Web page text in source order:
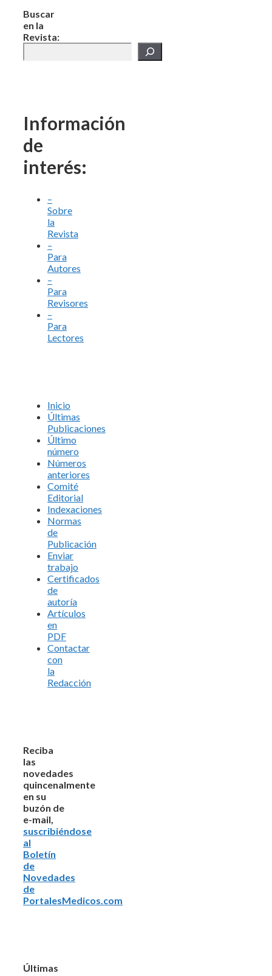
Buscar
en la
Revista:
Información
de
interés:
–
Sobre
la
Revista
–
Para
Autores
–
Para
Revisores
–
Para
Lectores
Inicio
Últimas
Publicaciones
Último
número
Números
anteriores
Comité
Editorial
Indexaciones
Normas
de
Publicación
Enviar
trabajo
Certificados
de
autoría
Artículos
en
PDF
Contactar
con
la
Redacción
Reciba
las
novedades
quincenalmente
en su
buzón de
e-mail,
suscribiéndose
al
Boletín
de
Novedades
de
PortalesMedicos.com
Últimas